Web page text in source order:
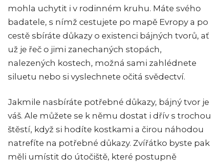
mohla uchytit i v rodinném kruhu. Máte svého
badatele, s nímž cestujete po mapě Evropy a po
cestě sbíráte důkazy o existenci bájných tvorů, ať
už je řeč o jimi zanechaných stopách,
nalezených kostech, možná sami zahlédnete
siluetu nebo si vyslechnete očitá svědectví.
Jakmile nasbíráte potřebné důkazy, bájný tvor je
váš. Ale můžete se k němu dostat i dřív s trochou
štěstí, když si hodíte kostkami a čirou náhodou
natrefíte na potřebné důkazy. Zvířátko byste pak
měli umístit do útočiště, které postupně